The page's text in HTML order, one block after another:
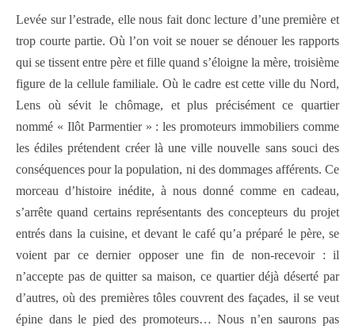
Levée sur l’estrade, elle nous fait donc lecture d’une première et
trop courte partie. Où l’on voit se nouer se dénouer les rapports
qui se tissent entre père et fille quand s’éloigne la mère, troisième
figure de la cellule familiale. Où le cadre est cette ville du Nord,
Lens où sévit le chômage, et plus précisément ce quartier
nommé « Ilôt Parmentier » : les promoteurs immobiliers comme
les édiles prétendent créer là une ville nouvelle sans souci des
conséquences pour la population, ni des dommages afférents. Ce
morceau d’histoire inédite, à nous donné comme en cadeau,
s’arrête quand certains représentants des concepteurs du projet
entrés dans la cuisine, et devant le café qu’a préparé le père, se
voient par ce dernier opposer une fin de non-recevoir : il
n’accepte pas de quitter sa maison, ce quartier déjà déserté par
d’autres, où des premières tôles couvrent des façades, il se veut
épine dans le pied des promoteurs… Nous n’en saurons pas